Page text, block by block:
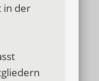
in der